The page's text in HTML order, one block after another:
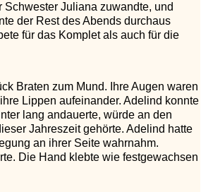
Juliana zuwandte, und
der Rest des Abends durchaus
für das Komplet als auch für die
Braten zum Mund. Ihre Augen waren
Lippen aufeinander. Adelind konnte
lang andauerte, würde an den
Jahreszeit gehörte. Adelind hatte
an ihrer Seite wahrnahm.
Die Hand klebte wie festgewachsen